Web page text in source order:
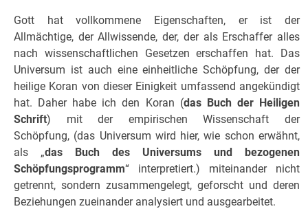
Gott hat vollkommene Eigenschaften, er ist der
Allmächtige, der Allwissende, der, der als Erschaffer alles
nach wissenschaftlichen Gesetzen erschaffen hat. Das
Universum ist auch eine einheitliche Schöpfung, der der
heilige Koran von dieser Einigkeit umfassend angekündigt
hat. Daher habe ich den Koran (das Buch der Heiligen
Schrift) mit der empirischen Wissenschaft der
Schöpfung, (das Universum wird hier, wie schon erwähnt,
als „das Buch des Universums und bezogenen
Schöpfungsprogramm“ interpretiert.) miteinander nicht
getrennt, sondern zusammengelegt, geforscht und deren
Beziehungen zueinander analysiert und ausgearbeitet.